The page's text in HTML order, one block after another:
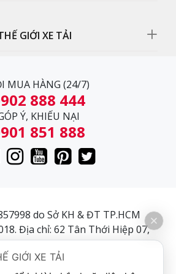
thiết kế gương lớn, hiện đại, bản
nhìn phía sau, có gắn thêm
GIỚI XE TẢI
MUA HÀNG (24/7)
888 444
Ý, KHIẾU NẠI
851 888
do Sở KH & ĐT TP.HCM
Địa chỉ: 62 Tân Thới Hiệp 07,
Tân Thới Hiệp, Quận 12, Thành
Nam.
GIỚI XE TẢI